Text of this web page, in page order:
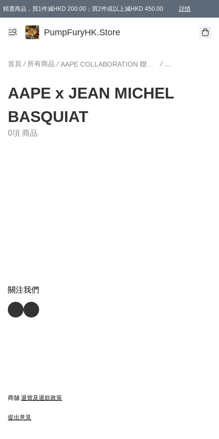
精選商品，買1件減HKD 200.00；買2件或以上減HKD 450.00 詳情
AAPE商品,會員專享9折或以上（按會員等級）AAPE products, members can
精選商品，任選買2件或以上減HKD 100.00
購物滿 HKD 800.00即享免運費優惠！（適用於 特定的送貨方式 )
PumpFuryHK.Store
首頁 / 所有商品 / /
AAPE x JEAN MICHEL
BASQUIAT
0項 商品
關注我們
商舖 退貨及退款政策
提出意見